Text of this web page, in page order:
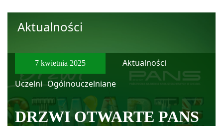
Aktualności
7 kwietnia 2025
Aktualności
Uczelni Ogólnouczelniane
DRZWI OTWARTE PANS